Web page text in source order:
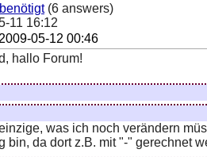
(6 answers)
11 16:12
2009-05-12 00:46
hallo Forum!
was ich noch verändern
bin, da dort z.B. mit "-" gerechnet